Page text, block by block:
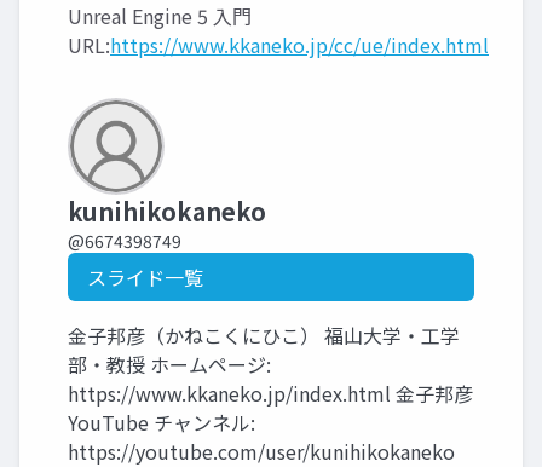
Unreal Engine 5 入門
URL:https://www.kkaneko.jp/cc/ue/index.html
kunihikokaneko
@6674398749
スライド一覧
金子邦彦（かねこくにひこ） 福山大学・工学
部・教授 ホームページ:
https://www.kkaneko.jp/index.html 金子邦彦
YouTube チャンネル:
https://youtube.com/user/kunihikokaneko